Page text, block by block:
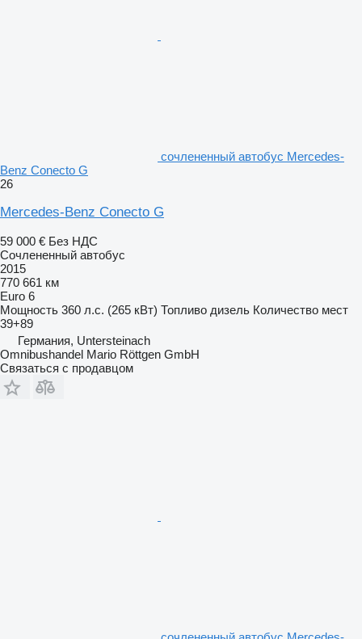
сочлененный автобус Mercedes-
Benz Conecto G
26
Mercedes-Benz Conecto G
59 000 € Без НДС
Сочлененный автобус
2015
770 661 км
Euro 6
Мощность 360 л.с. (265 кВт) Топливо дизель Количество мест
39+89
Германия, Untersteinach
Omnibushandel Mario Röttgen GmbH
Связаться с продавцом